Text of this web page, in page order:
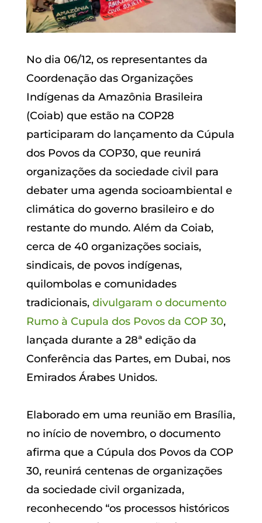
No dia 06/12, os representantes da
Coordenação das Organizações
Indígenas da Amazônia Brasileira
(Coiab) que estão na COP28
participaram do lançamento da Cúpula
dos Povos da COP30, que reunirá
organizações da sociedade civil para
debater uma agenda socioambiental e
climática do governo brasileiro e do
restante do mundo. Além da Coiab,
cerca de 40 organizações sociais,
sindicais, de povos indígenas,
quilombolas e comunidades
tradicionais, divulgaram o documento
Rumo à Cupula dos Povos da COP 30,
lançada durante a 28ª edição da
Conferência das Partes, em Dubai, nos
Emirados Árabes Unidos.
Elaborado em uma reunião em Brasília,
no início de novembro, o documento
afirma que a Cúpula dos Povos da COP
30, reunirá centenas de organizações
da sociedade civil organizada,
reconhecendo “os processos históricos